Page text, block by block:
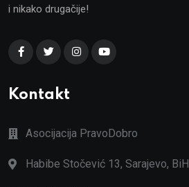
i nikako drugačije!
Kontakt
Asocijacija PravoDobro
Habibe Stočević 13, Sarajevo, BiH